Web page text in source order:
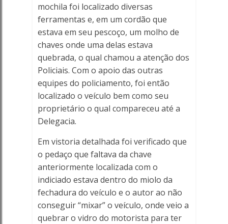
mochila foi localizado diversas
ferramentas e, em um cordão que
estava em seu pescoço, um molho de
chaves onde uma delas estava
quebrada, o qual chamou a atenção dos
Policiais. Com o apoio das outras
equipes do policiamento, foi então
localizado o veículo bem como seu
proprietário o qual compareceu até a
Delegacia.
Em vistoria detalhada foi verificado que
o pedaço que faltava da chave
anteriormente localizada com o
indiciado estava dentro do miolo da
fechadura do veículo e o autor ao não
conseguir “mixar” o veículo, onde veio a
quebrar o vidro do motorista para ter